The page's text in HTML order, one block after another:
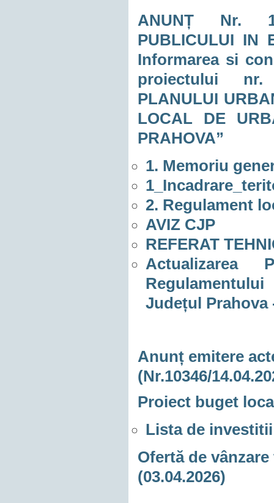
ANUNȚ Nr.
PUBLICULUI IN
Informarea si
proiectului nr.
PLANULUI
LOCAL DE
PRAHOVA”
1. Memoriu
2. Regulament
AVIZ CJP
REFERAT
Județul Prahova
Anunț emitere
(Nr.10346/
Proiect buget
Lista de
Ofertă de
(03.04.2026)